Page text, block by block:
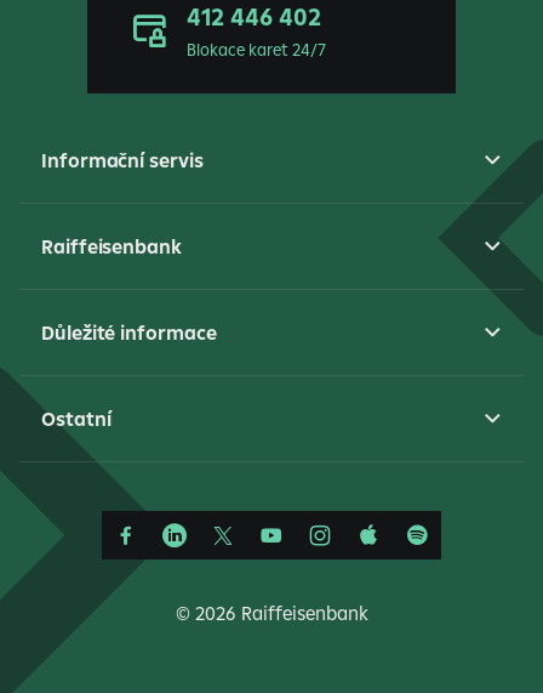
412 446 402
Blokace karet 24/7
Informační servis
Raiffeisenbank
Důležité informace
Ostatní
© 2026 Raiffeisenbank